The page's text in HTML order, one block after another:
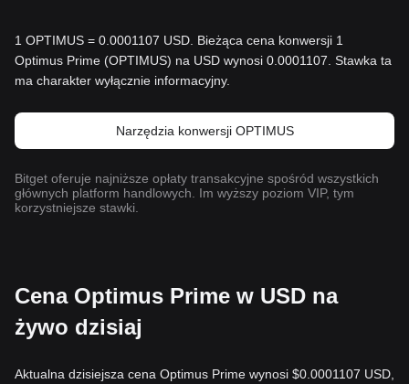
1 OPTIMUS = 0.0001107 USD. Bieżąca cena konwersji 1
Optimus Prime (OPTIMUS) na USD wynosi 0.0001107. Stawka ta
ma charakter wyłącznie informacyjny.
Narzędzia konwersji OPTIMUS
Bitget oferuje najniższe opłaty transakcyjne spośród wszystkich
głównych platform handlowych. Im wyższy poziom VIP, tym
korzystniejsze stawki.
Cena Optimus Prime w USD na
żywo dzisiaj
Aktualna dzisiejsza cena Optimus Prime wynosi $0.0001107 USD,